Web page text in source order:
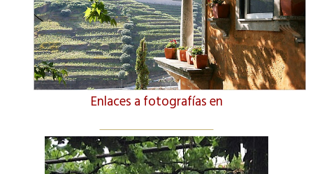
Enlaces a fotografías en
La Tabla en Pinterest